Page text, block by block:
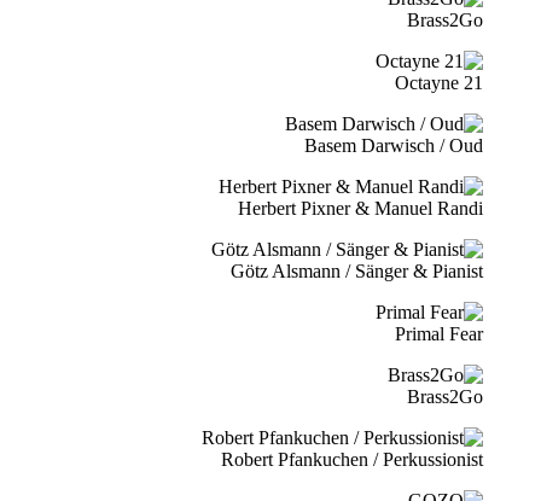
Brass2Go
21 Octayne
Basem Darwisch / Oud
Herbert Pixner & Manuel Randi
Götz Alsmann / Sänger & Pianist
Primal Fear
Brass2Go
Robert Pfankuchen / Perkussionist